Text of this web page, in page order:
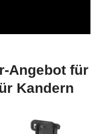
Angebot für
Kandern